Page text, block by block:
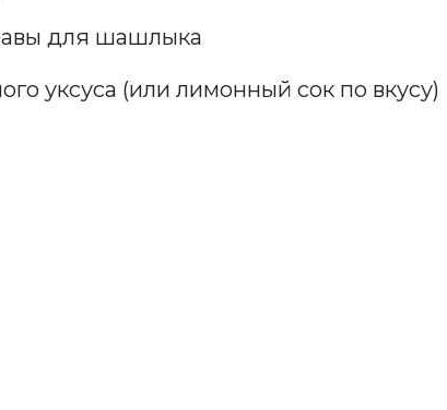
для шашлыка
уксуса (или лимонный сок по вкусу)